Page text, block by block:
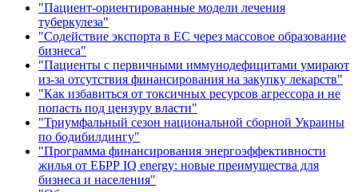
"Пациент-ориентированные модели лечения
туберкулеза"
"Содействие экспорта в ЕС через массовое образование
бизнеса"
"Пациенты с первичными иммунодефицитами умирают
из-за отсутствия финансирования на закупку лекарств"
"Как избавиться от токсичных ресурсов агрессора и не
попасть под цензуру власти"
"Триумфальный сезон национальной сборной Украины
по бодибилдингу"
"Программа финансирования энергоэффективности
жилья от ЕБРР IQ energy: новые преимущества для
бизнеса и населения"